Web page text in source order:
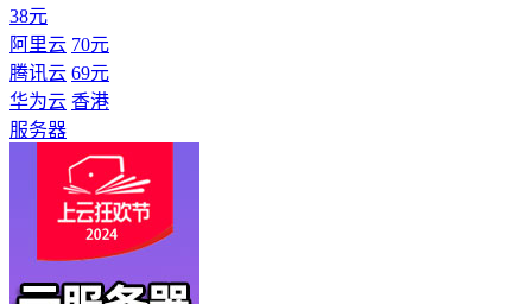
38元
阿里云 70元
腾讯云 69元
华为云 香港
服务器